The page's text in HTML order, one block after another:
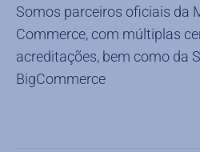
Somos parceiros oficiais da
Commerce, com múltiplas
acreditações, bem como da
BigCommerce